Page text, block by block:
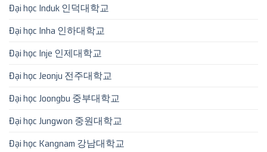
Đại học Induk 인덕대학교
Đại học Inha 인하대학교
Đại học Inje 인제대학교
Đại học Jeonju 전주대학교
Đại học Joongbu 중부대학교
Đại học Jungwon 중원대학교
Đại học Kangnam 강남대학교